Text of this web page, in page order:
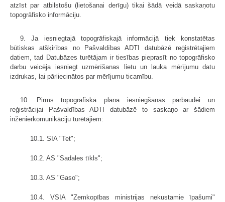
atzīst par atbilstošu (lietošanai derīgu) tikai šādā veidā saskaņotu
topogrāfisko informāciju.
9. Ja iesniegtajā topogrāfiskajā informācijā tiek konstatētas
būtiskas atšķirības no Pašvaldības ADTI datubāzē reģistrētajiem
datiem, tad Datubāzes turētājam ir tiesības pieprasīt no topogrāfisko
darbu veicēja iesniegt uzmērīšanas lietu un lauka mērījumu datu
izdrukas, lai pārliecinātos par mērījumu ticamību.
10. Pirms topogrāfiskā plāna iesniegšanas pārbaudei un
reģistrācijai Pašvaldības ADTI datubāzē to saskaņo ar šādiem
inženierkomunikāciju turētājiem:
10.1. SIA "Tet";
10.2. AS "Sadales tīkls";
10.3. AS "Gaso";
10.4. VSIA "Zemkopības ministrijas nekustamie īpašumi"